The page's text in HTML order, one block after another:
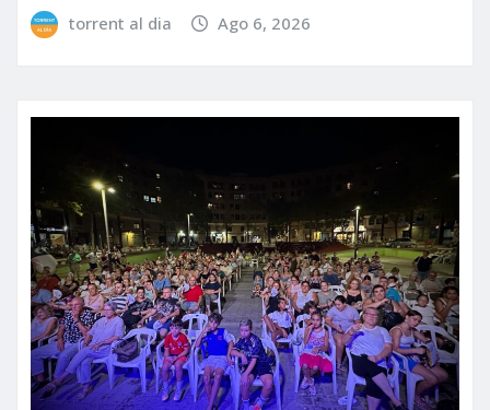
torrent al dia Ago 6, 2026